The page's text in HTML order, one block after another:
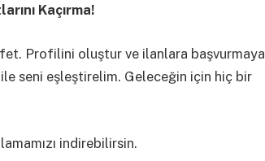
Kaçırma!
Profilini oluştur ve ilanlara başvurmaya
seni eşleştirelim. Geleceğin için hiç bir
indirebilirsin.